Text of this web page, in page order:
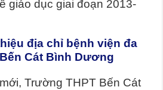
giáo dục giai đoạn 2013-
địa chỉ bệnh viện đa
Cát Bình Dương
Trường THPT Bến Cát